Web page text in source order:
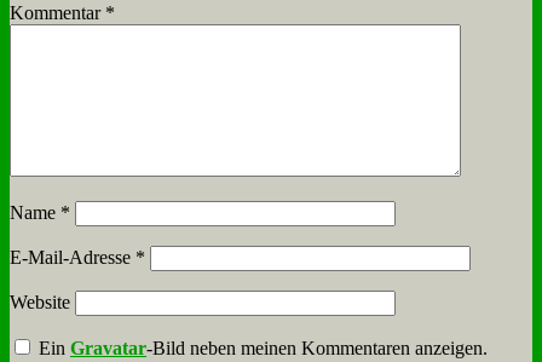
Kommentar *
Name *
E-Mail-Adresse *
Website
EinGravatar-Bild neben meinen Kommentaren anzeigen.